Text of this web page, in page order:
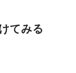
てみる